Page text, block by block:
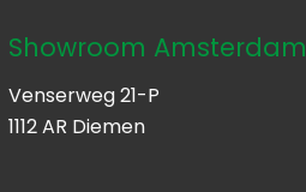
Showroom Amsterdam
Venserweg 21-P
1112 AR Diemen